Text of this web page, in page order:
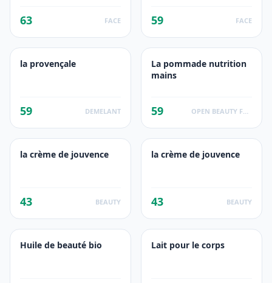
63 FACE 59 FACE
la provençale
59 DEMELANT
La pommade nutrition
mains
59
la crème de jouvence
43 BEAUTY
la crème de jouvence
43 BEAUTY
Huile de beauté bio Lait pour le corps